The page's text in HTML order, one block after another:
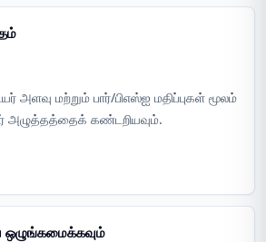
அளவு மற்றும் பார்/பிஎஸ்ஐ மதிப்புகள் மூலம்
அழுத்தத்தைக் கண்டறியவும்.